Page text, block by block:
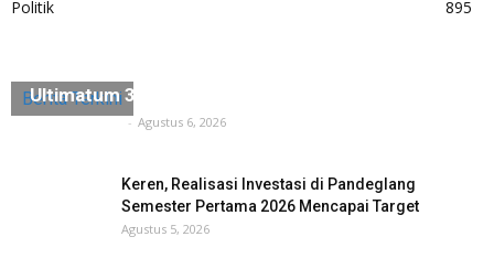
Politik
895
Berita Terkini
Ultimatum 3×24 Jam Harus Dikosongkan
- Agustus 6, 2026
Keren, Realisasi Investasi di Pandeglang
Semester Pertama 2026 Mencapai Target
Agustus 5, 2026